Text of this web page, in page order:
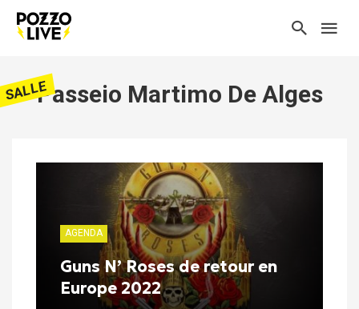
SALLEPasseio Martimo De Alges
AGENDA
Guns N’ Roses de retour en
Europe 2022